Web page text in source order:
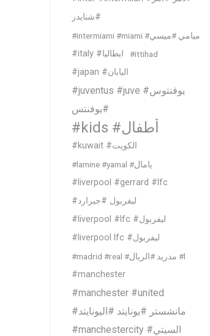
#شنايدر
#intermiami #miami #ميامي #ميسي
#italy #ايطاليا #ittihad
#japan #اليابان
#juventus #juve #يوفنتوس
#يوفنتس
#kids #أطفال
#kuwait #الكويت
#lamine #yamal #يامال
#liverpool #gerrard #lfc
#ليفربول #جيرارد
#liverpool #lfc #ليفربول
#liverpool lfc #ليفربول
#madrid #real #مدريد #الريال #l
#manchester
#manchester #united
#مانشستر #يونايتد #اليونايتد
#manchestercity #السيتي